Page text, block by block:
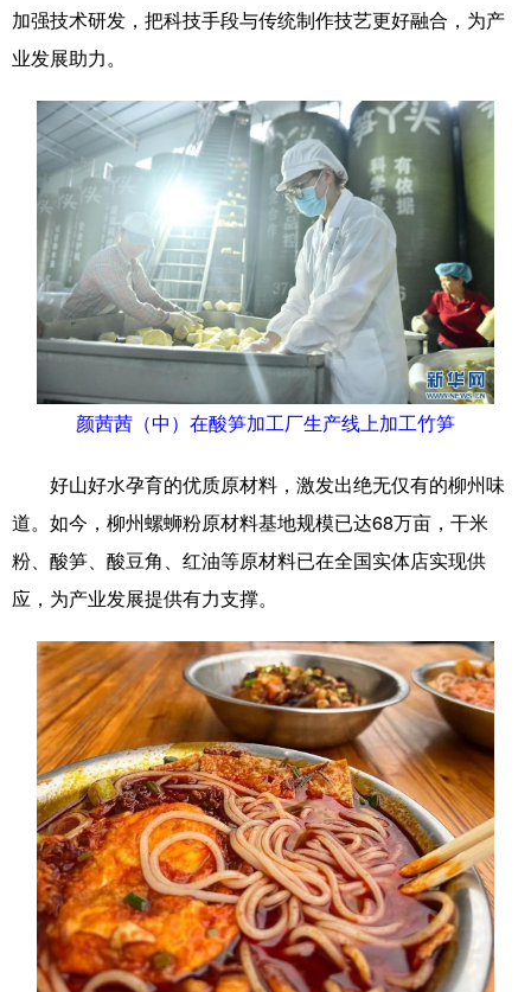
多语种频道
English
Русский язык 日本語 한국어
Deutsch Português
加强技术研发，把科技手段与传统制作技艺更好融合，为产
业发展助力。
颜茜茜（中）在酸笋加工厂生产线上加工竹笋
好山好水孕育的优质原材料，激发出绝无仅有的柳州味
道。如今，柳州螺蛳粉原材料基地规模已达68万亩，干米
粉、酸笋、酸豆角、红油等原材料已在全国实体店实现供
应，为产业发展提供有力支撑。